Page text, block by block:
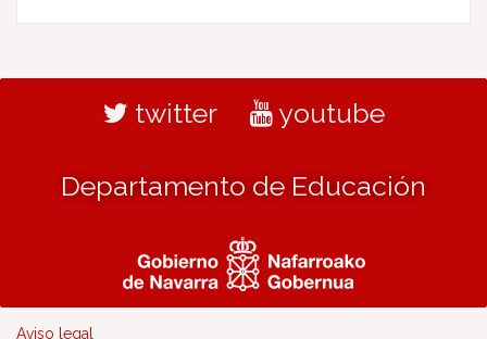
twitter youtube
Departamento de Educación
Aviso legal